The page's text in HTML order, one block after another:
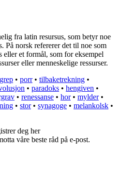
fra latin resursus, som betyr noe
På norsk refererer det til noe som
eller et formål, som for eksempel
eller menneskelige ressurser.
• porr• tilbaketrekning •
• paradoks • hengiven •
• renessanse • hor• mylder•
• stor• synagoge • melankolsk •
deg her
våre beste råd på e-post.